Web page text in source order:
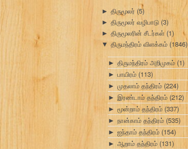
► திருமூலர் (5)
► திருமூலர் வழிபாடு (3)
► திருமூலரின் சீடர்கள் (1)
▼ திருமந்திரம் விளக்கம் (1846)
► திருமந்திரம் அறிமுகம் (1)
► பாயிரம் (113)
► முதலாம் தந்திரம் (224)
► இரண்டாம் தந்திரம் (212)
► மூன்றாம் தந்திரம் (337)
► நான்காம் தந்திரம் (535)
► ஐந்தாம் தந்திரம் (154)
► ஆறாம் தந்திரம் (131)